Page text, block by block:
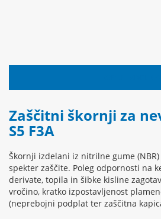
Zaščitni škornji za
S5 F3A
Škornji izdelani iz nitrilne gume
spekter zaščite. Poleg odpornosti na
derivate, topila in šibke kisline
vročino, kratko izpostavljenost
(neprebojni podplat ter zaščitna